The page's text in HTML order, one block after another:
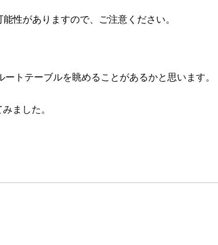
性がありますので、ご注意ください。
ートテーブルを眺めることがあるかと思います。
ました。